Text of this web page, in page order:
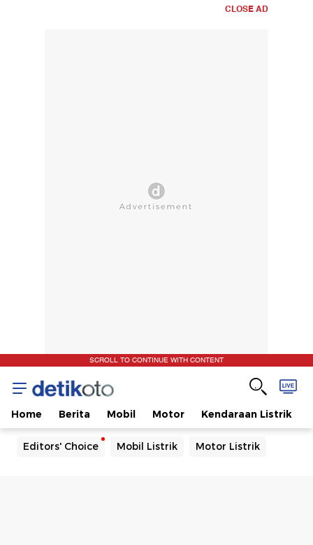
CLOSE AD
SCROLL TO CONTINUE WITH CONTENT
Home Berita Mobil Motor Kendaraan Listrik
Editors' Choice Mobil Listrik Motor Listrik